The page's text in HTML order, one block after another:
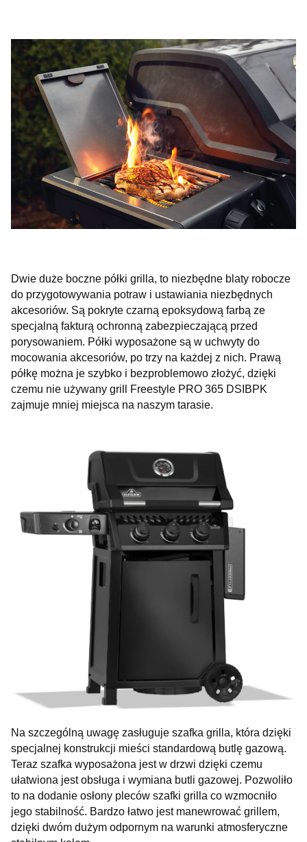
Dwie duże boczne półki grilla, to niezbędne blaty robocze
do przygotowywania potraw i ustawiania niezbędnych
akcesoriów. Są pokryte czarną epoksydową farbą ze
specjalną fakturą ochronną zabezpieczającą przed
porysowaniem. Półki wyposażone są w uchwyty do
mocowania akcesoriów, po trzy na każdej z nich. Prawą
półkę można je szybko i bezproblemowo złożyć, dzięki
czemu nie używany grill Freestyle PRO 365 DSIBPK
zajmuje mniej miejsca na naszym tarasie.
Na szczególną uwagę zasługuje szafka grilla, która dzięki
specjalnej konstrukcji mieści standardową butlę gazową.
Teraz szafka wyposażona jest w drzwi dzięki czemu
ułatwiona jest obsługa i wymiana butli gazowej. Pozwoliło
to na dodanie osłony pleców szafki grilla co wzmocniło
jego stabilność. Bardzo łatwo jest manewrować grillem,
dzięki dwóm dużym odpornym na warunki atmosferyczne